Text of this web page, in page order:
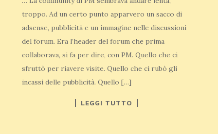
troppo. Ad un certo punto apparvero un sacco di
adsense, pubblicità e un immagine nelle discussioni
del forum. Era l’header del forum che prima
collaborava, si fa per dire, con PM. Quello che ci
sfruttò per riavere visite. Quello che ci rubò gli
incassi delle pubblicità. Quello […]
LEGGI TUTTO